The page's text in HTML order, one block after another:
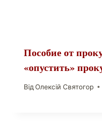
Пособие от
«опустить»
Від Олексій Святогор